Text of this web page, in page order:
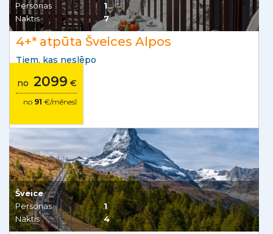
Personas
1
Naktis
7
4+* atpūta Šveices Alpos
Tiem, kas neslēpo
no 2099 €
no 91 €/mēnesī
Šveice
Personas
1
Naktis
4